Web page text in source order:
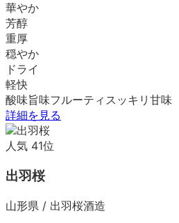
華やか
芳醇
重厚
穏やか
ドライ
軽快
酸味旨味フルーティ スッキリ 甘味
詳細を見る
人気 41位
出羽桜
山形県 / 出羽桜酒造